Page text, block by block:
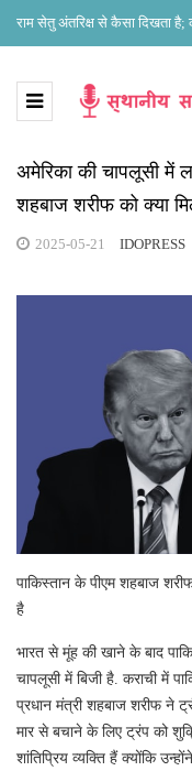
राम सेतु अंतरिक्ष से कैसा दिखता
भारत के नजरिए में क्या है अंतर?
अमेरिका की चापलूसी में
शहबाज शरीफ को क्या
2025-05-21 IDOPRESS
पाकिस्तान के पीएम शहबाज
है
भारत से मूंह की खाने के बाद
चापलूसी में बिजी है. कराची में
प्रधान मंत्री शहबाज शरीफ ने
मार से बचाने के लिए ट्रंप को
शांतिप्रिय व्यक्ति हैं क्योंकि